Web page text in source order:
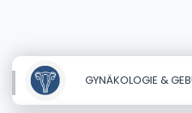
GYNÄKOLOGIE &